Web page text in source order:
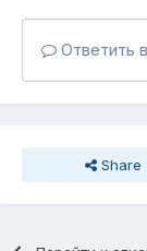
Ответить
Share